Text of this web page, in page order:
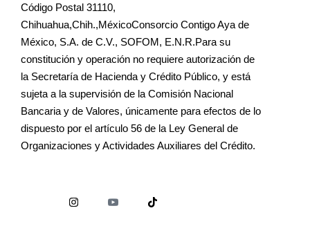
Código Postal 31110,
Chihuahua,Chih.,MéxicoConsorcio Contigo Aya de
México, S.A. de C.V., SOFOM, E.N.R.Para su
constitución y operación no requiere autorización de
la Secretaría de Hacienda y Crédito Público, y está
sujeta a la supervisión de la Comisión Nacional
Bancaria y de Valores, únicamente para efectos de lo
dispuesto por el artículo 56 de la Ley General de
Organizaciones y Actividades Auxiliares del Crédito.